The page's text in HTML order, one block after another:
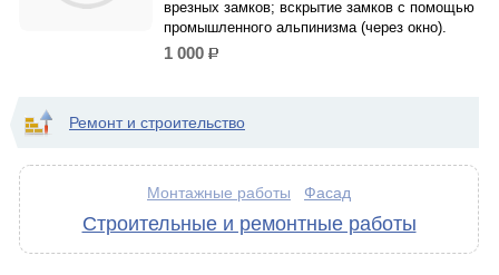
врезных замков; вскрытие замков с помощью
промышленного альпинизма (через окно).
1 000 р.
Ремонт и строительство
Монтажные работы Фасад
Строительные и ремонтные работы